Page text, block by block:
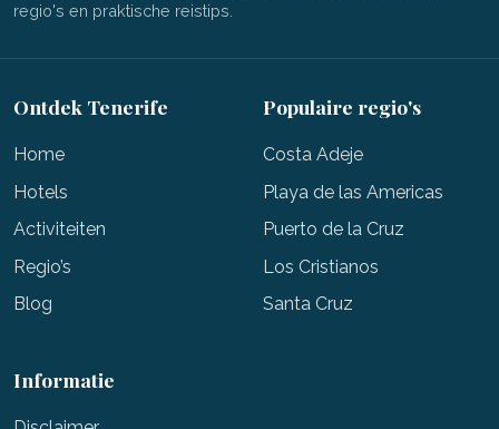
regio's en praktische reistips.
Ontdek Tenerife
Home
Hotels
Activiteiten
Regio’s
Blog
Populaire regio's
Costa Adeje
Playa de las Americas
Puerto de la Cruz
Los Cristianos
Santa Cruz
Informatie